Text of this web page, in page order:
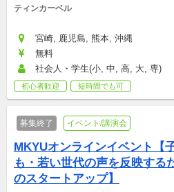
ティンカーベル
宮崎, 鹿児島, 熊本, 沖縄
無料
社会人・学生(小, 中, 高, 大, 専)
初心者歓迎 短時間でも可
募集終了 イベント/講演会
MKYUオンラインイベント【
も・若い世代の声を反映する
のスタートアップ】